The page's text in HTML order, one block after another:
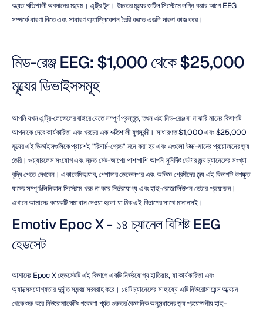
অত্যন্ত শক্তিশালী অবদানের মাধ্যম। এন্ট্রি টুল। উচ্চতর মূল্যের জটিল সিস্টেমে লগ্নি করার আগে EEG
সম্পর্কে ধারণা নিতে এবং সাধারণ অ্যাপ্লিকেশন তৈরি করতে এগুলি দারুণ কাজ করে।
মিড-রেঞ্জ EEG: $1,000 থেকে $25,000
মূল্যের ডিভাইসসমূহ
আপনি যখন এন্ট্রি-লেভেলের বাইরে যেতে সম্পূর্ণ প্রস্তুত, তখন এই মিড-রেঞ্জ বা মাঝারি মানের বিভাগটি
আপনাকে দেবে কার্যকারিতা এবং খরচের এক শক্তিশালী যুগলবন্দী। সাধারণত $1,000 এবং $25,000
মূল্যের এই ডিভাইসগুলিকে প্রায়শই "রিসার্চ-গ্রেড" মনে করা হয় এবং এগুলো উচ্চ-মানের প্রয়োজনের জন্য
তৈরি। ওয়্যারলেস সংযোগ এবং দ্রুত সেট-আপের পাশাপাশি আপনি সুনির্দিষ্ট ডেটার জন্য চ্যানেলের সংখ্যা
বৃদ্ধি পেতে দেখবেন। একাডেমিক ল্যাব, পেশাদার ডেভেলপার এবং অভিজ্ঞ প্রেমীদের জন্য এই বিভাগটি উপযুক্ত
যাদের সম্পূর্ণ ক্লিনিকাল সিস্টেমে খরচ না করে নির্ভরযোগ্য এবং হাই-রেজোলিউশন ডেটার প্রয়োজন।
এখানে আমাদের কয়েকটি সমাধান দেওয়া হলো যা ঠিক এই বিভাগের সাথে মানানসই।
Emotiv Epoc X - ১৪ চ্যানেল বিশিষ্ট EEG
হেডসেট
আমাদের Epoc X হেডসেটটি এই বিভাগে একটি নির্ভরযোগ্য হাতিয়ার, যা কার্যকারিতা এবং
অ্যাক্সেসযোগ্যতার দুর্দান্ত সমন্বয় সরবরাহ করে। ১৪টি চ্যানেলের সাহায্যে এটি নিউরোসায়েন্স অধ্যয়ন
থেকে শুরু করে নিউরোমার্কেটিং গবেষণা পর্যন্ত গুরুতর বৈজ্ঞানিক অনুসন্ধানের জন্য প্রয়োজনীয় হাই-